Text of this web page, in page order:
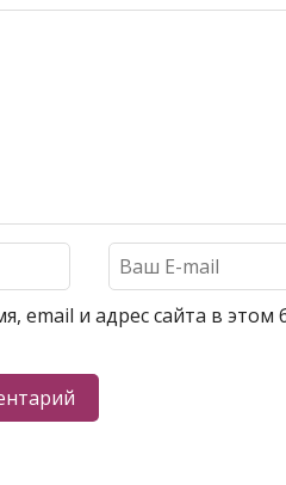
email и адрес сайта в